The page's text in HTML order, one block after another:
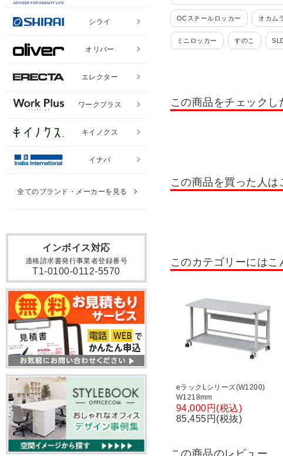
OCスチールロッカー オカム
ミニロッカー すのこ
ロッカー 10人用 ロッカー 12
シューズボックス 24人用～30人用
スチールラック 収納棚 30kg～
スチールラック 軽中量棚 150kg/段
スチールラック スリムラック
スチールラック
オフィスキッチン・食器棚
テレビ台・テレビスタンド・ローボ
この商品をチェック
この商品を買った人
このカテゴリーには
eラックLシリーズ(W1200)
W1218mm
94,000円(税込)
85,455円(税抜)
インボイス対応
適格請求書発行事業者登録番号
T1-0100-0112-5570
シライ
オリバー
エレクター
ワークプラス
キイノクス
イナバ
全てのブランド・メーカーを見る